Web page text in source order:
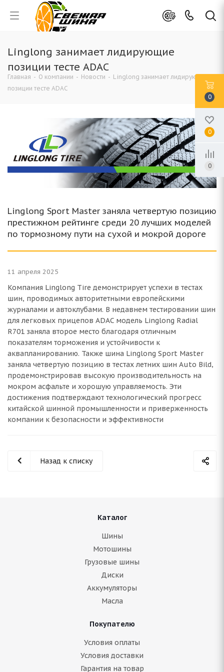
Linglong занимает лидирующие
позиции тесте ADAC
Главная - О компании - Новости - Linglong занимает лидирующие
позиции тесте ADAC
Linglong Sport Master заняла четвертую позицию
престижном рейтинге среди 20 лучших моделей
по тормозному пути на сухой и мокрой дороге
11 апреля 2025
Компания Linglong Tire демонстрирует успехи в тестах
шин, проводимых авторитетными европейскими
журналами и автоклубами. В недавнем тестировании шин
для легковых прицепов ADAC модель Linglong Radial
R701 заняла второе место благодаря отличным
показателям торможения и устойчивости к
аквапланированию. Также шина Linglong Sport Master
заняла четвертую позицию в тестах летних шин Auto Bild,
продемонстрировав высокую производительность на
мокром асфальте и хорошую управляемость. Эти
достижения подтверждают технологический прогресс
китайской шинной промышленности и приверженность
компании к безопасности и эффективности
Назад к списку
Каталог
Шины
Мотошины
Грузовые шины
Диски
Аккумуляторы
Масла
Покупателю
Условия оплаты
Условия доставки
Гарантия на товар
0
0
0